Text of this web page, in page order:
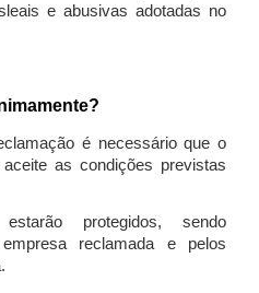
e abusivas adotadas no
é necessário que o
as condições previstas
protegidos, sendo
reclamada e pelos